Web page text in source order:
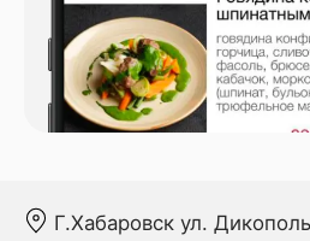
Г.Хабаровск ул.